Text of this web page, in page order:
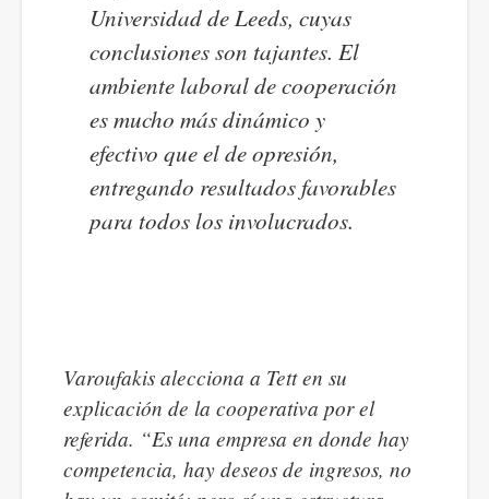
Universidad de Leeds, cuyas
conclusiones son tajantes. El
ambiente laboral de cooperación
es mucho más dinámico y
efectivo que el de opresión,
entregando resultados favorables
para todos los involucrados.
Varoufakis alecciona a Tett en su
explicación de la cooperativa por el
referida. “Es una empresa en donde hay
competencia, hay deseos de ingresos, no